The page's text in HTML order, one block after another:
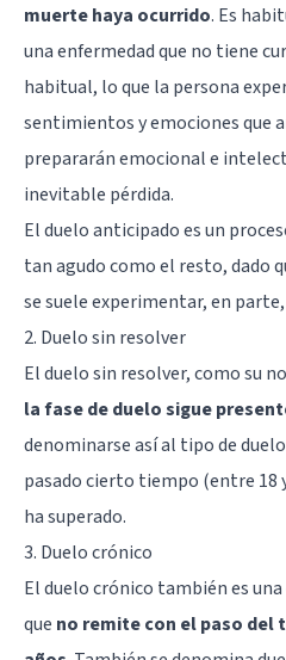
muerte haya ocurrido. Es
una enfermedad que no tiene
habitual, lo que la persona
sentimientos y emociones que
prepararán emocional e
inevitable pérdida.
El duelo anticipado es un
tan agudo como el resto, dado
se suele experimentar, en
2. Duelo sin resolver
El duelo sin resolver, como su
la fase de duelo sigue
denominarse así al tipo de
pasado cierto tiempo (entre 18
ha superado.
3. Duelo crónico
El duelo crónico también es
que no remite con el paso del